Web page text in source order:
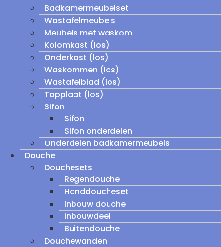
Badkamermeubelset
Wastafelmeubels
Meubels met waskom
Kolomkast (los)
Onderkast (los)
Waskommen (los)
Wastafelblad (los)
Topplaat (los)
Sifon
Sifon
Sifon onderdelen
Onderdelen badkamermeubels
Douche
Douchesets
Regendouche
Handdoucheset
Inbouw douche
inbouwdeel
Buitendouche
Douchewanden